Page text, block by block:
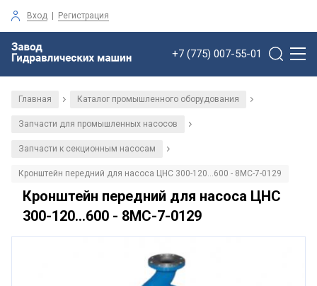
Вход | Регистрация
+7 (775) 007-55-01
Главная / Каталог промышленного оборудования /
Запчасти для промышленных насосов /
Запчасти к секционным насосам /
Кронштейн передний для насоса ЦНС 300-120...600 - 8МС-7-0129
Кронштейн передний для насоса ЦНС
300-120...600 - 8МС-7-0129